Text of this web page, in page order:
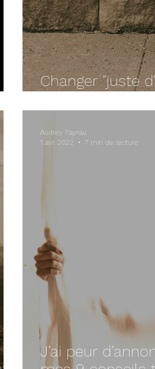
Changer "juste
J’ai peur
Audrey Payrau
1 avr. 2022
7 min de lecture